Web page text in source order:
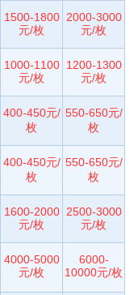
1500-1800
元/枚
2000-3000
元/枚
1000-1100
元/枚
1200-1300
元/枚
400-450元/
枚
550-650元/
枚
400-450元/
枚
550-650元/
枚
1600-2000
元/枚
2500-3000
元/枚
4000-5000
元/枚
6000-
10000元/枚